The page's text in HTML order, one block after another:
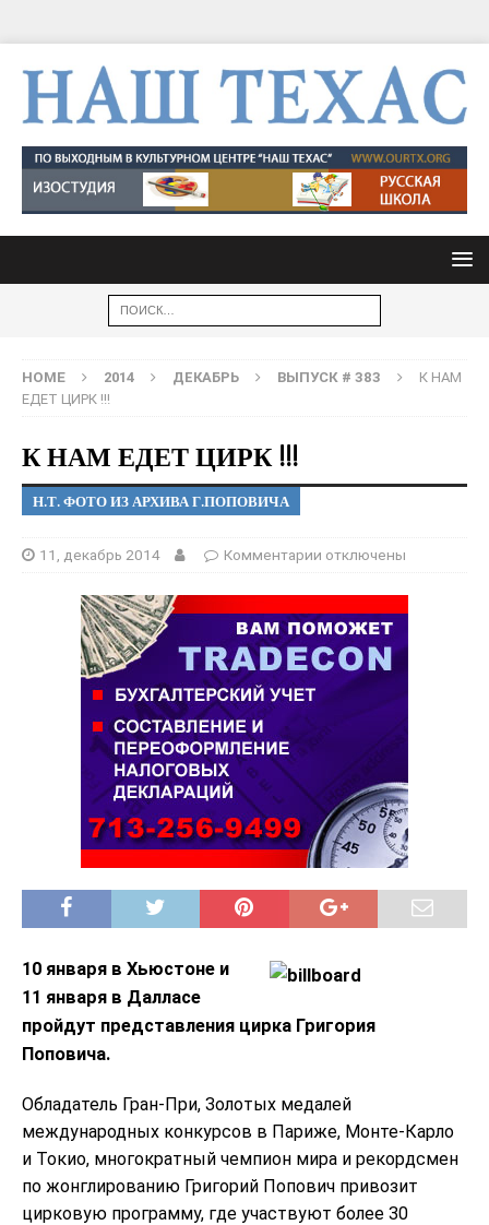
HOME 2014 ДЕКАБРЬ ВЫПУСК # 383
К НАМ
ЕДЕТ ЦИРК !!!
К НАМ ЕДЕТ ЦИРК !!!
Н.Т. ФОТО ИЗ АРХИВА Г.ПОПОВИЧА
11, декабрь 2014 Комментарии отключены
10 января в Хьюстоне и
11 января в Далласе
пройдут представления цирка Григория
Поповича.
Обладатель Гран-При, Золотых медалей
международных конкурсов в Париже, Монте-Карло
и Токио, многократный чемпион мира и рекордсмен
по жонглированию Григорий Попович привозит
цирковую программу, где участвуют более 30